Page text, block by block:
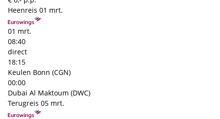
Heenreis 01 mrt.
01 mrt.
08:40
direct
18:15
Keulen Bonn (CGN)
00:00
Dubai Al Maktoum (DWC)
Terugreis 05 mrt.